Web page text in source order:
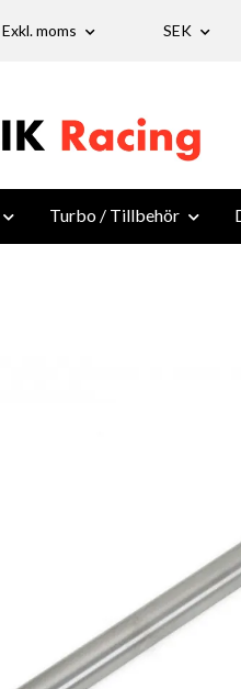
Exkl. moms SEK
Turbo / Tillbehör